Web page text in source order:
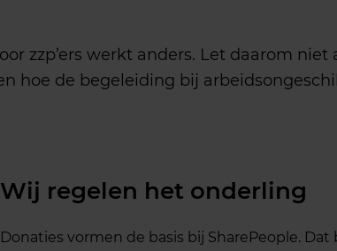
zzp’ers werkt anders. Let daarom niet
hoe de begeleiding bij
Wij regelen het onderling
Donaties vormen de basis bij SharePeople. Dat